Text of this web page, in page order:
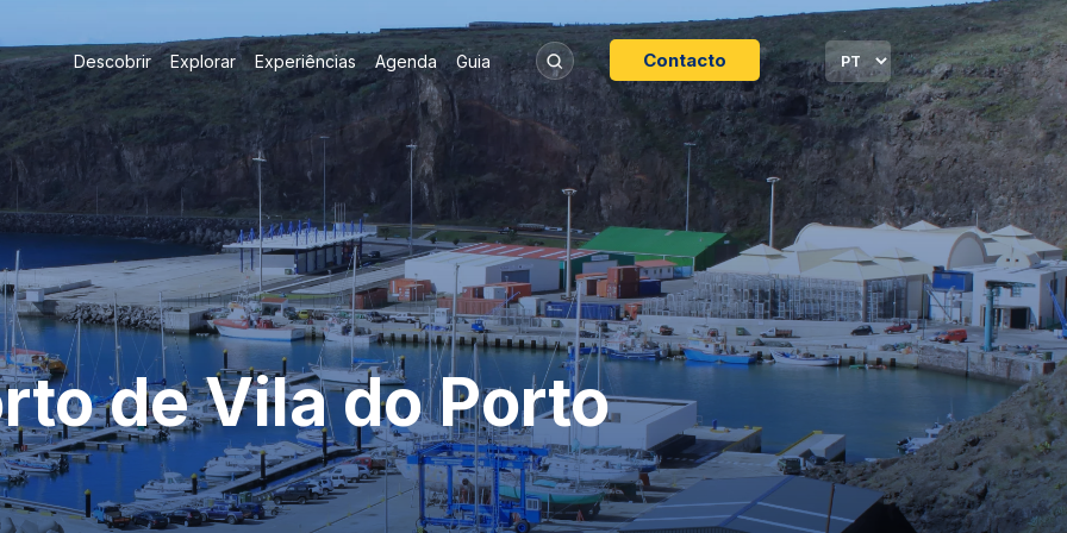
Descobrir Explorar Experiências Agenda Guia Contacto
de Vila do Porto